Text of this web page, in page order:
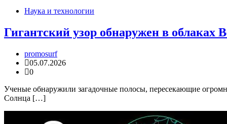
Наука и технологии
Гигантский узор обнаружен в облаках
promosurf
05.07.2026
0
Ученые обнаружили загадочные полосы, пересекающие
Солнца […]